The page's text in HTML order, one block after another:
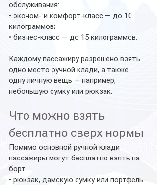
обслуживания:
• эконом- и комфорт-класс — до 10
килограммов;
• бизнес-класс — до 15 килограммов.
Каждому пассажиру разрешено взять
одно место ручной клади, а также
одну личную вещь — например,
небольшую сумку или рюкзак.
Что можно взять
бесплатно сверх нормы
Помимо основной ручной клади
пассажиры могут бесплатно взять на
борт:
• рюкзак, дамскую сумку или портфель